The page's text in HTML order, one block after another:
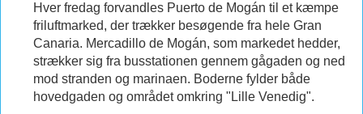
Hver fredag forvandles Puerto de Mogán til et kæmpe
friluftmarked, der trækker besøgende fra hele Gran
Canaria. Mercadillo de Mogán, som markedet hedder,
strækker sig fra busstationen gennem gågaden og ned
mod stranden og marinaen. Boderne fylder både
hovedgaden og området omkring "Lille Venedig".